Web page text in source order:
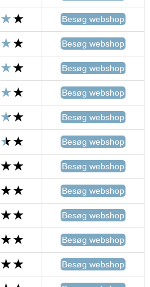
Besøg webshop
Besøg webshop
Besøg webshop
Besøg webshop
Besøg webshop
Besøg webshop
Besøg webshop
Besøg webshop
Besøg webshop
Besøg webshop
Besøg webshop